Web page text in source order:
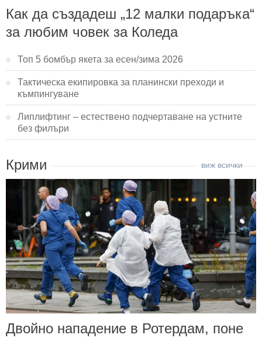
Как да създадеш „12 малки подаръка“
за любим човек за Коледа
Топ 5 бомбър якета за есен/зима 2026
Тактическа екипировка за планински преходи и
къмпингуване
Липлифтинг – естествено подчертаване на устните
без филъри
Крими
Двойно нападение в Ротердам, поне